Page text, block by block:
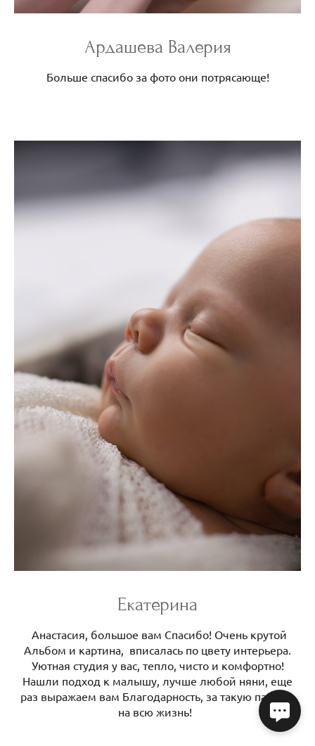
Ардашева Валерия
Больше спасибо за фото они потрясающе!
Екатерина
Анастасия, большое вам Спасибо! Очень крутой
Альбом и картина, ‍ вписалась по цвету интерьера.
Уютная студия у вас, тепло, чисто и комфортно!
Нашли подход к малышу, лучше любой няни, еще
раз выражаем вам Благодарность, за такую память,
на всю жизнь!